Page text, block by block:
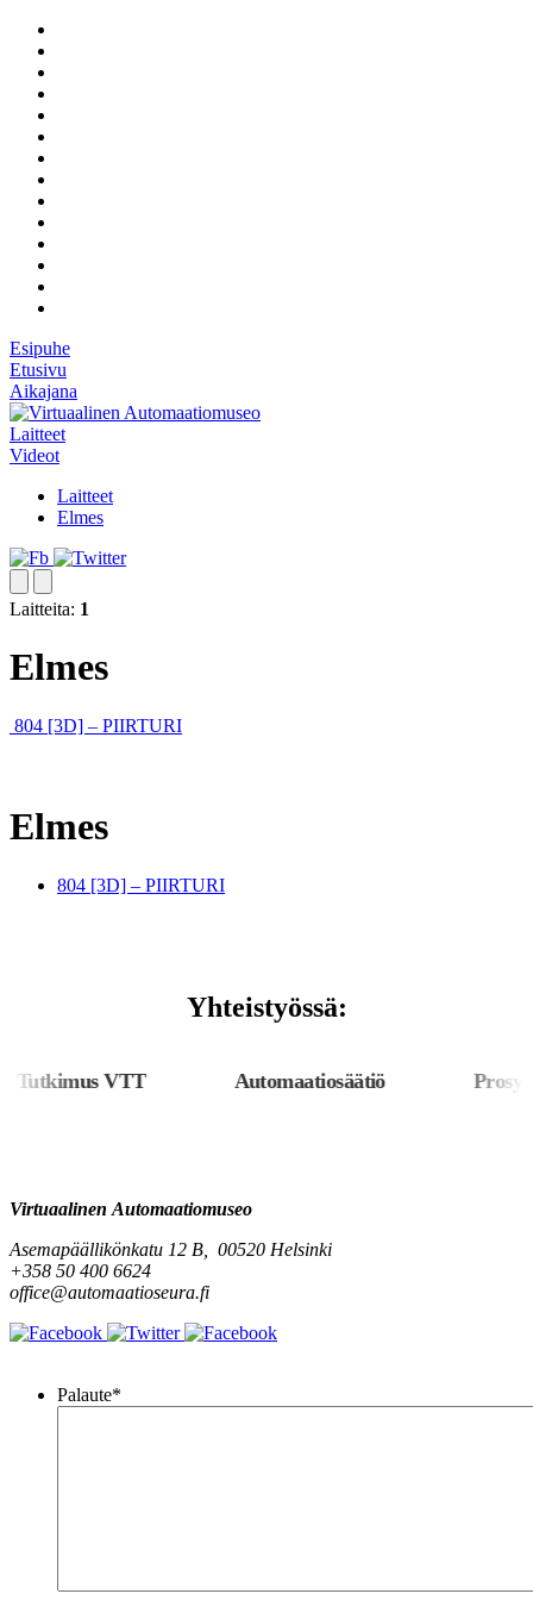
Esipuhe
Etusivu
Aikajana
Laitteet
Videot
Laitteet
Elmes
Laitteita: 1
Elmes
804 [3D] – PIIRTURI
Elmes
804 [3D] – PIIRTURI
Yhteistyössä:
VTT Automaatiosäätiö Prosys
Virtuaalinen Automaatiomuseo
Asemapäällikönkatu 12 B, 00520 Helsinki
+358 50 400 6624
office@automaatioseura.fi
Viesti Palaute*